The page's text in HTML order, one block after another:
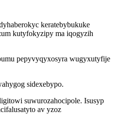
keratebybukuke
kutyfokyzipy ma iqogyzih
pepyvyqyxosyra wugyxutyfije
sidexebypo.
suwurozahocipole. Isusyp
av yzoz